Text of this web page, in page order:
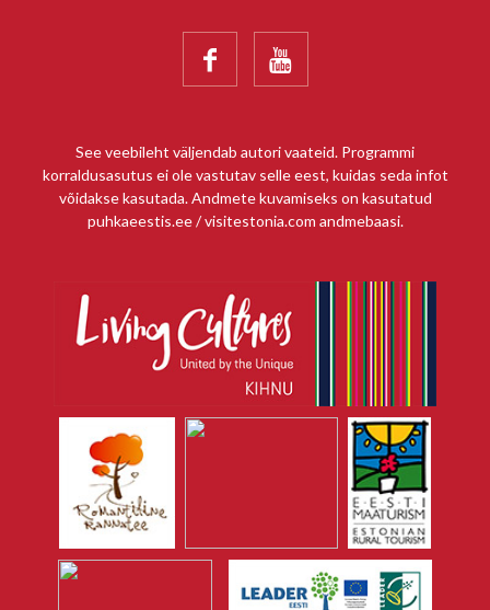
 
See veebileht väljendab autori vaateid. Programmi
korraldusasutus ei ole vastutav selle eest, kuidas seda infot
võidakse kasutada. Andmete kuvamiseks on kasutatud
puhkaeestis.ee / visitestonia.com andmebaasi.